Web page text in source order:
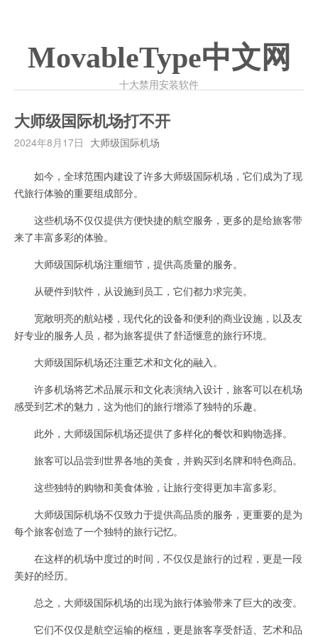
MovableType中文网
十大禁用安装软件
大师级国际机场打不开
2024年8月17日 大师级国际机场
如今，全球范围内建设了许多大师级国际机场，它们成为了现
代旅行体验的重要组成部分。
这些机场不仅仅提供方便快捷的航空服务，更多的是给旅客带
来了丰富多彩的体验。
大师级国际机场注重细节，提供高质量的服务。
从硬件到软件，从设施到员工，它们都力求完美。
宽敞明亮的航站楼，现代化的设备和便利的商业设施，以及友
好专业的服务人员，都为旅客提供了舒适惬意的旅行环境。
大师级国际机场还注重艺术和文化的融入。
许多机场将艺术品展示和文化表演纳入设计，旅客可以在机场
感受到艺术的魅力，这为他们的旅行增添了独特的乐趣。
此外，大师级国际机场还提供了多样化的餐饮和购物选择。
旅客可以品尝到世界各地的美食，并购买到名牌和特色商品。
这些独特的购物和美食体验，让旅行变得更加丰富多彩。
大师级国际机场不仅致力于提供高品质的服务，更重要的是为
每个旅客创造了一个独特的旅行记忆。
在这样的机场中度过的时间，不仅仅是旅行的过程，更是一段
美好的经历。
总之，大师级国际机场的出现为旅行体验带来了巨大的改变。
它们不仅仅是航空运输的枢纽，更是旅客享受舒适、艺术和品